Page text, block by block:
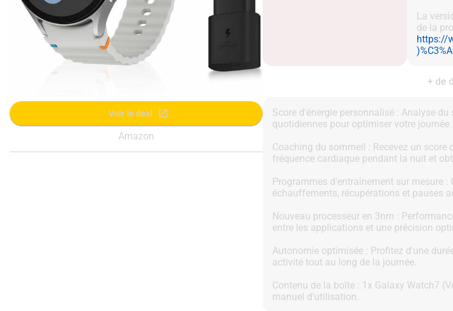
Voir le deal
Amazon
La
https://
+ de
Score d'énergie personnalisé : Analyse
quotidiennes pour optimiser votre journée.
Coaching du sommeil : Recevez un
fréquence cardiaque pendant la nuit et
Programmes d'entraînement sur mesure :
échauffements, récupérations et pauses
Nouveau processeur en 3nm :
entre les applications et une précision
Autonomie optimisée : Profitez d'une
activité tout au long de la journée.
Contenu de la boîte : 1x Galaxy Watch7